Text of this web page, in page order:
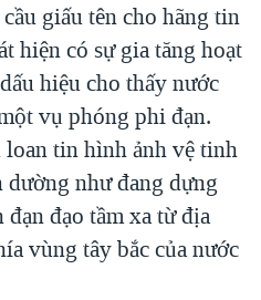
TẠI VIỆT NAM
PHỦ VIỆT NAM
TRỘM HẢI SÂM
VỌNG TỪ NÔNG THÔN MỸ
giấu tên cho hãng tin
hiện có sự gia tăng hoạt
hiệu cho thấy nước
vụ phóng phi đạn.
tin hình ảnh vệ tinh
như đang dựng
đạo tầm xa từ địa
vùng tây bắc của nước